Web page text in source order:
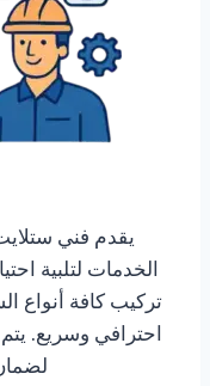
يقدم فني
الخدمات لتلبية
تركيب كافة أنواع
احترافي وسريع.